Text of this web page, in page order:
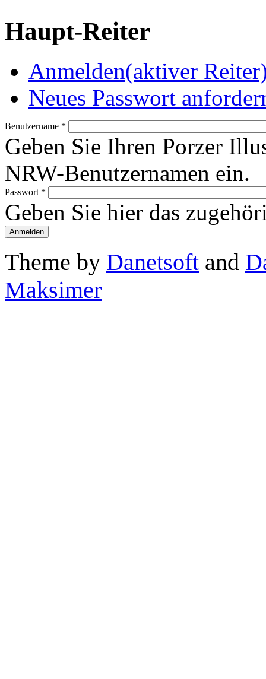
Haupt-Reiter
Anmelden(aktiver
Neues Passwort
Benutzername *
Geben Sie Ihren Porzer
NRW-Benutzernamen ein.
Passwort *
Geben Sie hier das
Theme by Danetsoft and
Maksimer